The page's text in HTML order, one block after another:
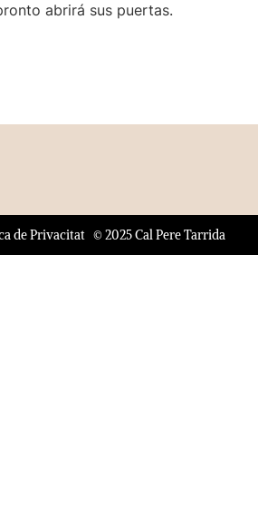
abrirá sus puertas.
© 2025 Cal Pere Tarrida
de Privacitat